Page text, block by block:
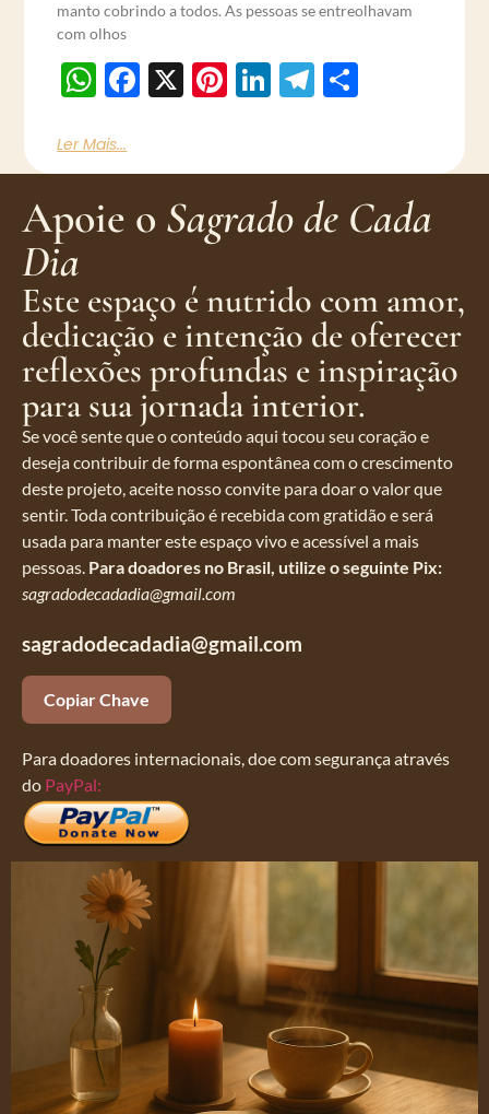
manto cobrindo a todos. As pessoas se entreolhavam
com olhos
WhatsApp
Facebook
X Pinterest
LinkedIn
Telegram
Ler Mais...
Apoie o Sagrado de Cada
Dia
Este espaço é nutrido com amor,
dedicação e intenção de oferecer
reflexões profundas e inspiração
para sua jornada interior.
Se você sente que o conteúdo aqui tocou seu coração e
deseja contribuir de forma espontânea com o crescimento
deste projeto, aceite nosso convite para doar o valor que
sentir. Toda contribuição é recebida com gratidão e será
usada para manter este espaço vivo e acessível a mais
pessoas. Para doadores no Brasil, utilize o seguinte Pix:
sagradodecadadia@gmail.com
sagradodecadadia@gmail.com
Copiar Chave
Para doadores internacionais, doe com segurança através
do PayPal: